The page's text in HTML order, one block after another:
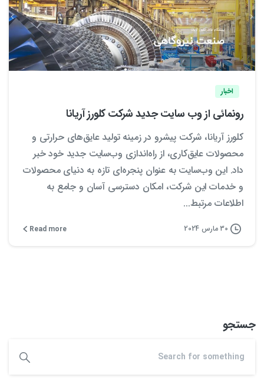
0
1
اخبار
رونمائی از وب سایت جدید شرکت کلورز آریانا
کلورز آریانا، شرکت پیشرو در زمینه تولید عایق‌های حرارتی و
محصولات عایق‌کاری، از راه‌اندازی وب‌سایت جدید خود خبر
داد. این وب‌سایت به عنوان پنجره‌ای تازه به دنیای محصولات
و خدمات این شرکت، امکان دسترسی آسان و جامع به
اطلاعات مرتبط...
30 مارس 2024 Read more
جستجو